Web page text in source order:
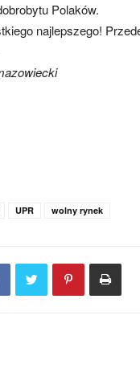
Polaków.
najlepszego!
UPR wolny rynek